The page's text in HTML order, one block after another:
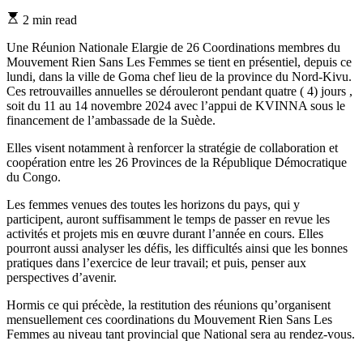
Estimated
time
2 min read
Une Réunion Nationale Elargie de 26 Coordinations membres du
Mouvement Rien Sans Les Femmes se tient en présentiel, depuis ce
lundi, dans la ville de Goma chef lieu de la province du Nord-Kivu.
Ces retrouvailles annuelles se dérouleront pendant quatre ( 4) jours ,
soit du 11 au 14 novembre 2024 avec l’appui de KVINNA sous le
financement de l’ambassade de la Suède.
Elles visent notamment à renforcer la stratégie de collaboration et
coopération entre les 26 Provinces de la République Démocratique
du Congo.
Les femmes venues des toutes les horizons du pays, qui y
participent, auront suffisamment le temps de passer en revue les
activités et projets mis en œuvre durant l’année en cours. Elles
pourront aussi analyser les défis, les difficultés ainsi que les bonnes
pratiques dans l’exercice de leur travail; et puis, penser aux
perspectives d’avenir.
Hormis ce qui précède, la restitution des réunions qu’organisent
mensuellement ces coordinations du Mouvement Rien Sans Les
Femmes au niveau tant provincial que National sera au rendez-vous.